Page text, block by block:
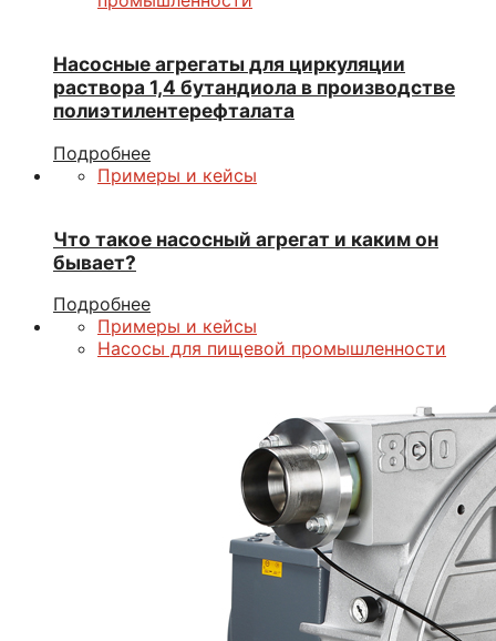
Насосные агрегаты для циркуляции
раствора 1,4 бутандиола в производстве
полиэтилентерефталата
Подробнее
Примеры и кейсы
Что такое насосный агрегат и каким он
бывает?
Подробнее
Примеры и кейсы
Насосы для пищевой промышленности